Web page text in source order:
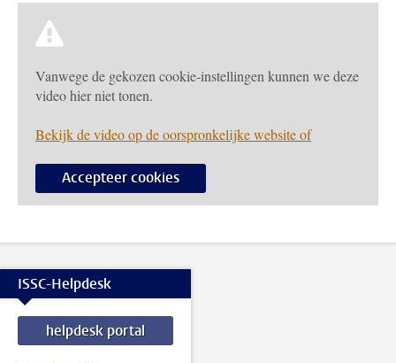
Vanwege de gekozen cookie-instellingen kunnen we deze
video hier niet tonen.
Bekijk de video op de oorspronkelijke website of
Accepteer cookies
ISSC-Helpdesk
helpdesk portal